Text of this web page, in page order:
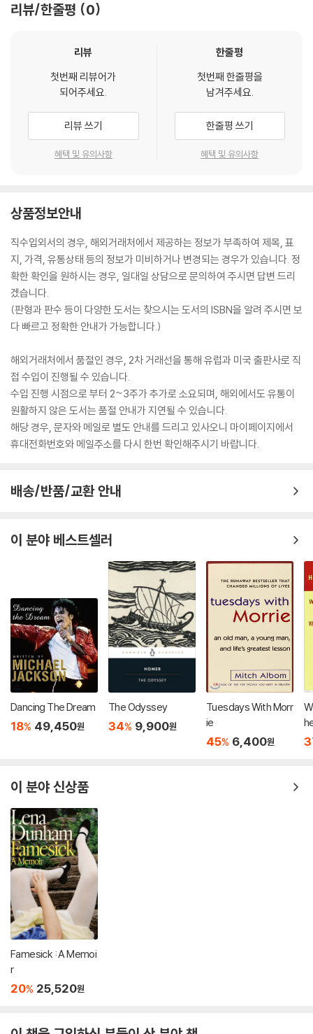
리뷰/한줄평 0
리뷰
첫번째 리뷰어가
되어주세요.
리뷰 쓰기
혜택 및 유의사항
한줄평
첫번째 한줄평을
남겨주세요.
한줄평 쓰기
혜택 및 유의사항
상품정보안내
직수입외서의 경우, 해외거래처에서 제공하는 정보가 부족하여 제목, 표
지, 가격, 유통상태 등의 정보가 미비하거나 변경되는 경우가 있습니다. 정
확한 확인을 원하시는 경우, 일대일 상담으로 문의하여 주시면 답변 드리
겠습니다.
(판형과 판수 등이 다양한 도서는 찾으시는 도서의 ISBN을 알려 주시면 보
다 빠르고 정확한 안내가 가능합니다.)
해외거래처에서 품절인 경우, 2차 거래선을 통해 유럽과 미국 출판사로 직
접 수입이 진행될 수 있습니다.
수입 진행 시점으로 부터 2~3주가 추가로 소요되며, 해외에서도 유통이
원활하지 않은 도서는 품절 안내가 지연될 수 있습니다.
해당 경우, 문자와 메일로 별도 안내를 드리고 있사오니 마이페이지에서
휴대전화번호와 메일주소를 다시 한번 확인해주시기 바랍니다.
배송/반품/교환 안내
이 분야 베스트셀러
Dancing The Dream
18% 49,450원
The Odyssey
34% 9,900원
Tuesdays With Morr
ie
45% 6,400원
이 분야 신상품
Famesick : A Memoi
r
20% 25,520원